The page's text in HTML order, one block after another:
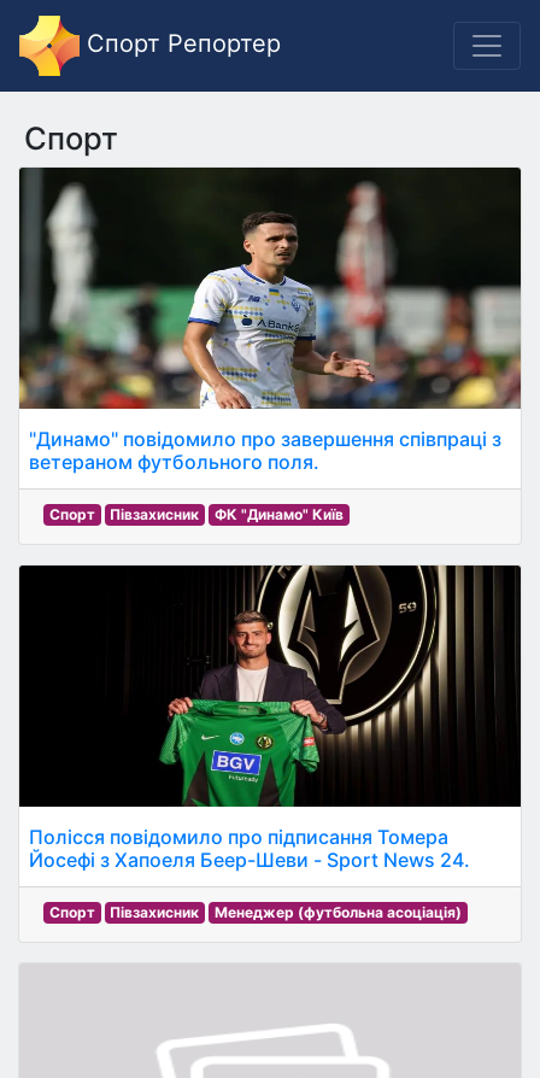
Спорт Репортер
Спорт
"Динамо" повідомило про завершення співпраці з
ветераном футбольного поля.
Спорт Півзахисник ФК "Динамо" Київ
Полісся повідомило про підписання Томера
Йосефі з Хапоеля Беер-Шеви - Sport News 24.
Спорт Півзахисник Менеджер (футбольна асоціація)